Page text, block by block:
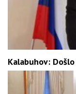
Kalabuhov: